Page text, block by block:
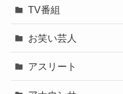
TV番組
お笑い芸人
アスリート